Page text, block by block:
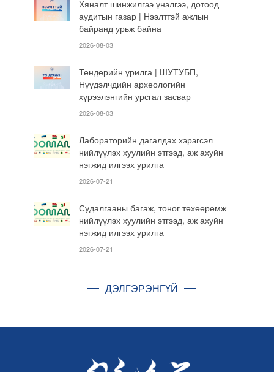
Хяналт шинжилгээ үнэлгээ, дотоод
аудитын газар | Нээлттэй ажлын
байранд урьж байна
2026-08-03
Тендерийн урилга | ШУТУБП,
Нүүдэлчдийн археологийн
хүрээлэнгийн урсгал засвар
2026-08-03
Лабораторийн дагалдах хэрэгсэл
нийлүүлэх хуулийн этгээд, аж ахуйн
нэгжид илгээх урилга
2026-07-21
Судалгааны багаж, тоног төхөөрөмж
нийлүүлэх хуулийн этгээд, аж ахуйн
нэгжид илгээх урилга
2026-07-21
ДЭЛГЭРЭНГҮЙ